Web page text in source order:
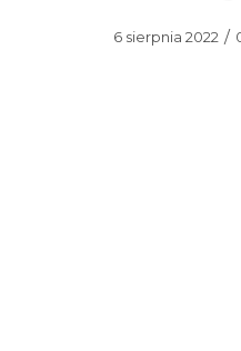
6 sierpnia 2022 /